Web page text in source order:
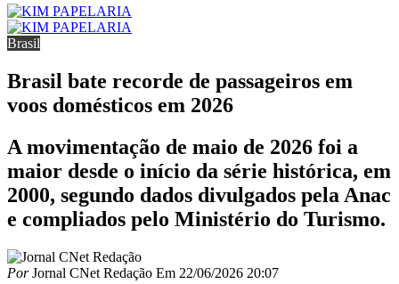
Brasil
Brasil bate recorde de passageiros em
voos domésticos em 2026
A movimentação de maio de 2026 foi a
maior desde o início da série histórica, em
2000, segundo dados divulgados pela Anac
e compliados pelo Ministério do Turismo.
PorJornal CNet Redação Em 22/06/2026 20:07